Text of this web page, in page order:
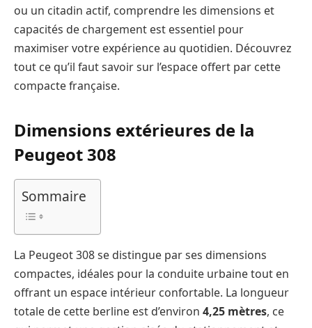
ou un citadin actif, comprendre les dimensions et
capacités de chargement est essentiel pour
maximiser votre expérience au quotidien. Découvrez
tout ce qu’il faut savoir sur l’espace offert par cette
compacte française.
Dimensions extérieures de la
Peugeot 308
Sommaire
La Peugeot 308 se distingue par ses dimensions
compactes, idéales pour la conduite urbaine tout en
offrant un espace intérieur confortable. La longueur
totale de cette berline est d’environ 4,25 mètres, ce